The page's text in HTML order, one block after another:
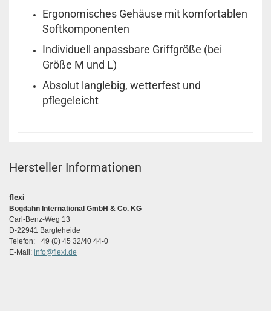
Ergonomisches Gehäuse mit komfortablen
Softkomponenten
Individuell anpassbare Griffgröße (bei
Größe M und L)
Absolut langlebig, wetterfest und
pflegeleicht
Hersteller Informationen
flexi
Bogdahn International GmbH & Co. KG
Carl-Benz-Weg 13
D-22941 Bargteheide
Telefon: +49 (0) 45 32/40 44-0
E-Mail: info@flexi.de